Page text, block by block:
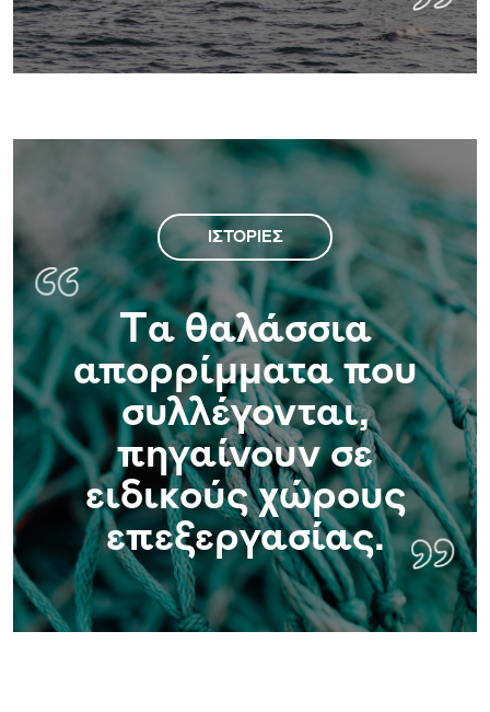
ΙΣΤΟΡΊΕΣ
Tα θαλάσσια
απορρίμματα που
συλλέγονται,
πηγαίνουν σε
ειδικούς χώρους
επεξεργασίας.